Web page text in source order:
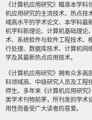
《计算机应用研究》瞄准本学
机应用研究的主流技术、热点技
域高水平的学术论文、本学科最
机学科新理论、计算机基础理论
术、系统软件与软件工程技术、
行处理、数据库技术、计算机网
学及其最新热点应用技术。
《计算机应用研究》拥有众多
科领域高、中级研究人员及工程
师生。多年来《计算机应用研究
类学术刊物前茅，所刊发的学术
用性而备受广大读者的喜爱。